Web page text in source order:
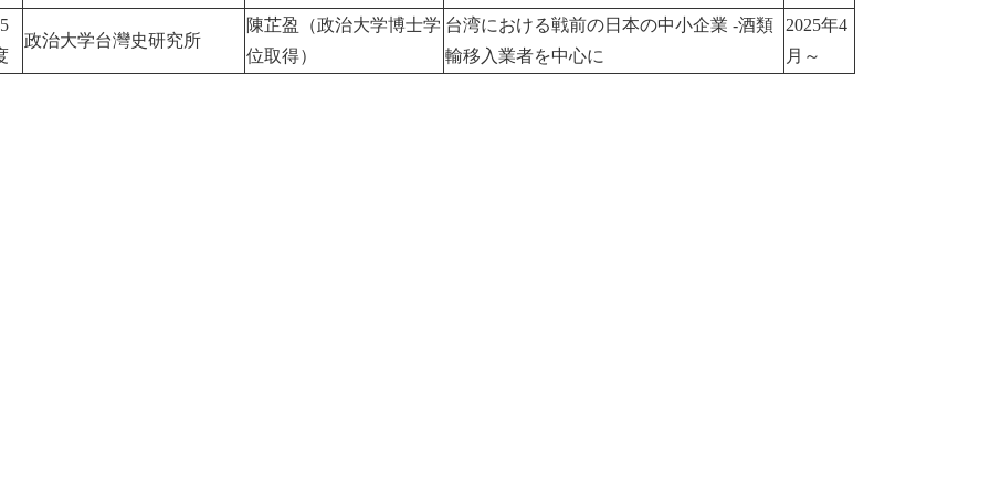
政治大学台灣史研究所
陳芷盈（政治大学博士学
位取得）
台湾における戦前の日本の中小企業 -酒類
輸移入業者を中心に
2025年4
月～